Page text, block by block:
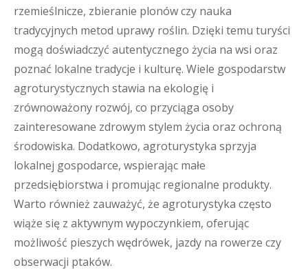
rzemieślnicze, zbieranie plonów czy nauka
tradycyjnych metod uprawy roślin. Dzięki temu turyści
mogą doświadczyć autentycznego życia na wsi oraz
poznać lokalne tradycje i kulturę. Wiele gospodarstw
agroturystycznych stawia na ekologię i
zrównoważony rozwój, co przyciąga osoby
zainteresowane zdrowym stylem życia oraz ochroną
środowiska. Dodatkowo, agroturystyka sprzyja
lokalnej gospodarce, wspierając małe
przedsiębiorstwa i promując regionalne produkty.
Warto również zauważyć, że agroturystyka często
wiąże się z aktywnym wypoczynkiem, oferując
możliwość pieszych wędrówek, jazdy na rowerze czy
obserwacji ptaków.